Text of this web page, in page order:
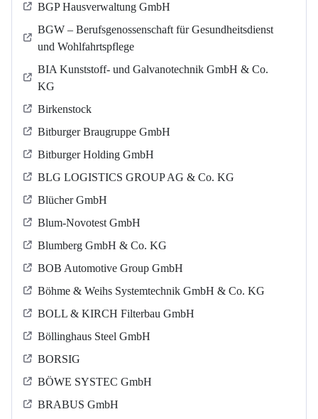
BGP Hausverwaltung GmbH
BGW – Berufsgenossenschaft für Gesundheitsdienst
und Wohlfahrtspflege
BIA Kunststoff- und Galvanotechnik GmbH & Co.
KG
Birkenstock
Bitburger Braugruppe GmbH
Bitburger Holding GmbH
BLG LOGISTICS GROUP AG & Co. KG
Blücher GmbH
Blum-Novotest GmbH
Blumberg GmbH & Co. KG
BOB Automotive Group GmbH
Böhme & Weihs Systemtechnik GmbH & Co. KG
BOLL & KIRCH Filterbau GmbH
Böllinghaus Steel GmbH
BORSIG
BÖWE SYSTEC GmbH
BRABUS GmbH